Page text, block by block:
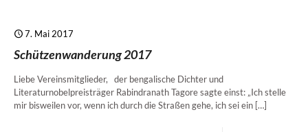
7. Mai 2017
Schützenwanderung 2017
Liebe Vereinsmitglieder, der bengalische Dichter und
Literaturnobelpreisträger Rabindranath Tagore sagte einst: „Ich stelle
mir bisweilen vor, wenn ich durch die Straßen gehe, ich sei ein […]